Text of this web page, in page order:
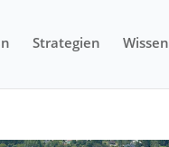
Strategien Wissen